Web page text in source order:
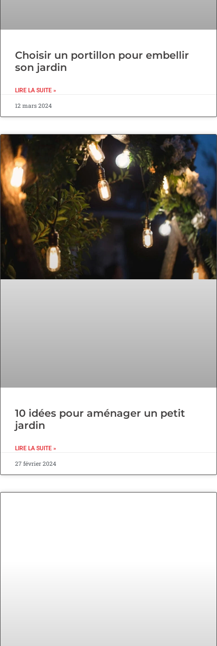
Choisir un portillon pour embellir
son jardin
LIRE LA SUITE »
12 mars 2024
10 idées pour aménager un petit
jardin
LIRE LA SUITE »
27 février 2024